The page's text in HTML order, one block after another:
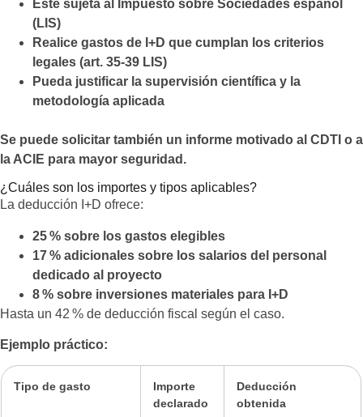
Esté sujeta al Impuesto sobre Sociedades español
(LIS)
Realice gastos de I+D que cumplan los criterios
legales (art. 35‑39 LIS)
Pueda justificar la supervisión científica y la
metodología aplicada
Se puede solicitar también un informe motivado al CDTI o a
la ACIE para mayor seguridad.
¿Cuáles son los importes y tipos aplicables?
La deducción I+D ofrece:
25 % sobre los gastos elegibles
17 % adicionales sobre los salarios del personal
dedicado al proyecto
8 % sobre inversiones materiales para I+D
Hasta un 42 % de deducción fiscal según el caso.
Ejemplo práctico:
Tipo de gasto
Importe
declarado
Deducción
obtenida